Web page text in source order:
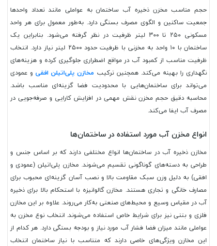
حجم مناسب مخزن ذخیره آب ساختمان به عواملی مانند تعداد واحدها
جمعیت ساکنین و الگوی مصرف بستگی دارد. به‌طور معمول برای هر واحد
مسکونی ۲۵۰ تا ۳۰۰ لیتر ظرفیت در نظر گرفته می‌شود. بنابراین یک
ساختمان با ۱۰ واحد به مخزنی با ظرفیت حدود ۲۵۰۰ لیتر نیاز دارد. انتخاب
ظرفیت مناسب از کمبود آب در مواقع اضطراری جلوگیری کرده و هزینه‌های
نگهداری را بهینه می‌کند. همچنین ترکیب مخازن پلی‌اتیلن افقیو عمودی
می‌تواند برای ساختمان‌هایی با محدودیت فضا گزینه‌ای مناسب باشد.
محاسبه دقیق حجم مخزن نقش مهمی در افزایش کارایی و صرفه‌جویی در
مصرف آب ایفا می‌کند.
انواع مخزن آب مورد استفاده در ساختمان‌ها
مخازن ذخیره آب در ساختمان‌ها انواع مختلفی دارند که بر اساس جنس و
طراحی به دسته‌های گوناگونی تقسیم می‌شوند. مخازن پلی‌اتیلن (عمودی و
افقی) به دلیل وزن سبک مقاومت بالا و نصب آسان گزینه‌ای محبوب برای
مصارف خانگی و تجاری هستند. مخازن گالوانیزه با استحکام بالا برای ذخیره
آب در مقیاس وسیع و محیط‌های صنعتی به‌کار می‌روند. علاوه بر این مخازن
فلزی و بتنی نیز برای شرایط خاص استفاده می‌شوند. انتخاب نوع مخزن به
عواملی مانند میزان فضا فشار آب مورد نیاز و بودجه بستگی دارد. هر کدام از
این مخازن ویژگی‌های خاصی دارند که متناسب با نیاز ساختمان انتخاب